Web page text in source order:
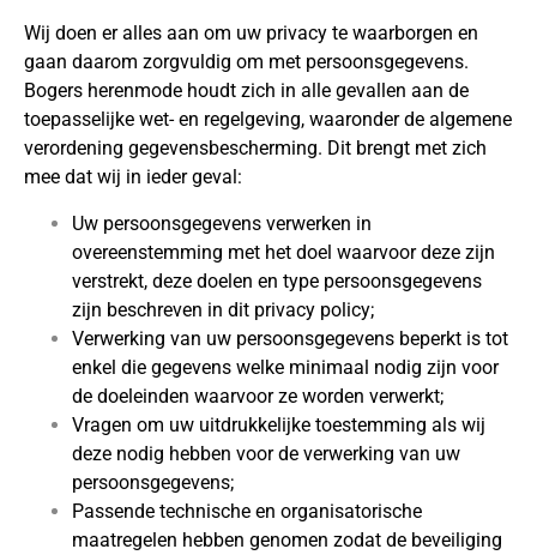
Wij doen er alles aan om uw privacy te waarborgen en
gaan daarom zorgvuldig om met persoonsgegevens.
Bogers herenmode houdt zich in alle gevallen aan de
toepasselijke wet- en regelgeving, waaronder de algemene
verordening gegevensbescherming. Dit brengt met zich
mee dat wij in ieder geval:
Uw persoonsgegevens verwerken in
overeenstemming met het doel waarvoor deze zijn
verstrekt, deze doelen en type persoonsgegevens
zijn beschreven in dit privacy policy;
Verwerking van uw persoonsgegevens beperkt is tot
enkel die gegevens welke minimaal nodig zijn voor
de doeleinden waarvoor ze worden verwerkt;
Vragen om uw uitdrukkelijke toestemming als wij
deze nodig hebben voor de verwerking van uw
persoonsgegevens;
Passende technische en organisatorische
maatregelen hebben genomen zodat de beveiliging